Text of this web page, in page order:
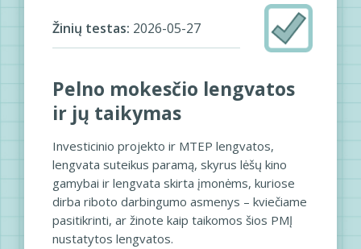
Žinių testas: 2026-05-27
Pelno mokesčio lengvatos
ir jų taikymas
Investicinio projekto ir MTEP lengvatos,
lengvata suteikus paramą, skyrus lėšų kino
gamybai ir lengvata skirta įmonėms, kuriose
dirba riboto darbingumo asmenys – kviečiame
pasitikrinti, ar žinote kaip taikomos šios PMĮ
nustatytos lengvatos.